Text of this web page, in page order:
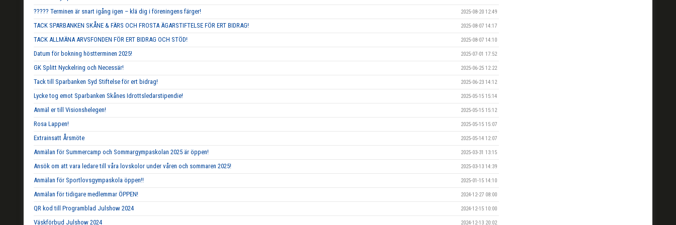
????? Terminen är snart igång igen – klä dig i föreningens färger! 2025-08-20 12:49
TACK SPARBANKEN SKÅNE & FÄRS OCH FROSTA ÄGARSTIFTELSE FÖR ERT BIDRAG! 2025-08-07 14:17
TACK ALLMÄNA ARVSFONDEN FÖR ERT BIDRAG OCH STÖD! 2025-08-07 14:10
Datum för bokning höstterminen 2025! 2025-07-01 17:52
GK Splitt Nyckelring och Necessär! 2025-06-25 12:22
Tack till Sparbanken Syd Stiftelse för ert bidrag! 2025-06-23 14:12
Lycke tog emot Sparbanken Skånes Idrottsledarstipendie! 2025-05-15 15:14
Anmäl er till Visionshelegen! 2025-05-15 15:12
Rosa Lappen! 2025-05-15 15:07
Extrainsatt Årsmöte 2025-05-14 12:07
Anmälan för Summercamp och Sommargympaskolan 2025 är öppen! 2025-03-31 13:15
Ansök om att vara ledare till våra lovskolor under våren och sommaren 2025! 2025-03-13 14:39
Anmälan för Sportlovsgympaskola öppen!! 2025-01-15 14:10
Anmälan för tidigare medlemmar ÖPPEN! 2024-12-27 08:00
QR kod till Programblad Julshow 2024 2024-12-15 10:00
Väskförbud Julshow 2024 2024-12-13 20:02